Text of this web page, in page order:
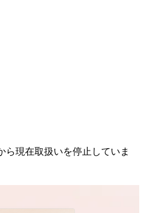
ら現在取扱いを停止していま